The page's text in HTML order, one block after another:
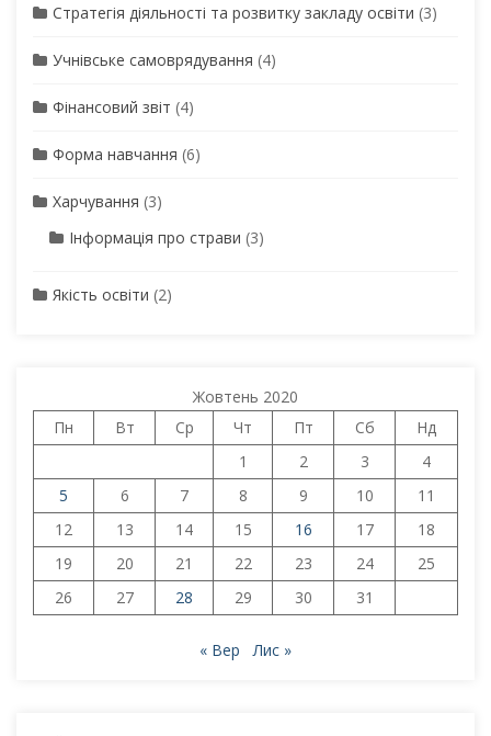
Стратегія діяльності та розвитку закладу освіти (3)
Учнівське самоврядування (4)
Фінансовий звіт (4)
Форма навчання (6)
Харчування (3)
Інформація про страви (3)
Якість освіти (2)
Жовтень 2020
Пн
Вт Ср Чт Пт Сб
Нд
1
2 3
4
5
6 7 8 9 10
11
12
13 14 15 16 17
18
19
20 21 22 23 24
25
26
27 28 29 30 31
« Вер Лис »